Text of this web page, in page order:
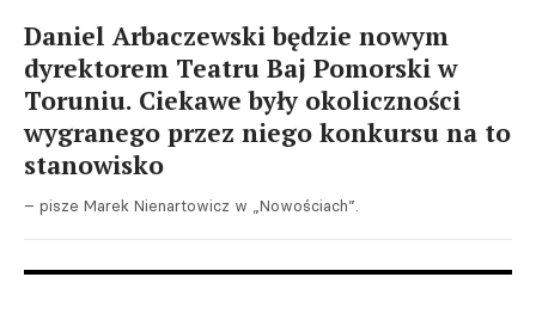
Daniel Arbaczewski będzie nowym
dyrektorem Teatru Baj Pomorski w
Toruniu. Ciekawe były okoliczności
wygranego przez niego konkursu na to
stanowisko
– pisze Marek Nienartowicz w „Nowościach”.